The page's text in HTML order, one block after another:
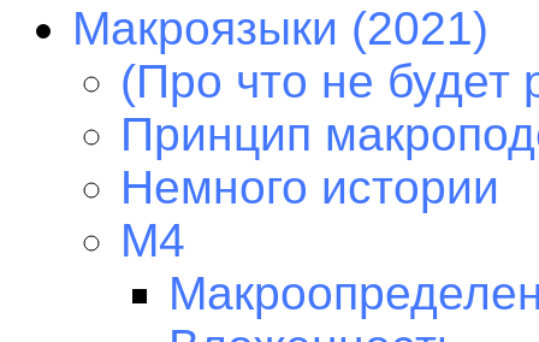
Макроязыки (2021)
(Про что не будет
Принцип
Немного истории
M4